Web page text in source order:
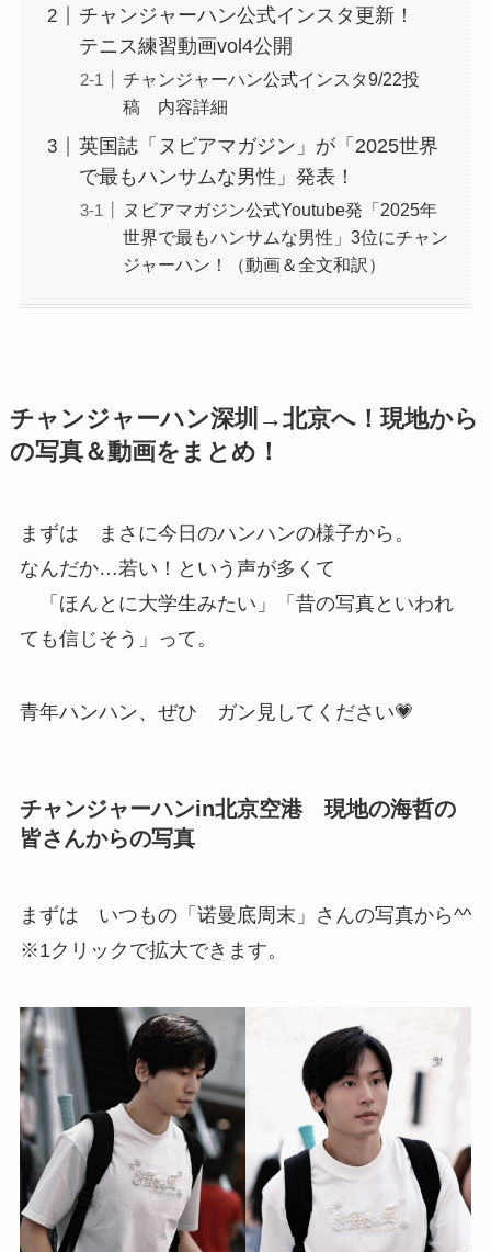
チャンジャーハン公式インスタ更新！
テニス練習動画vol4公開
チャンジャーハン公式インスタ9/22投
稿 内容詳細
英国誌「ヌビアマガジン」が「2025世界
で最もハンサムな男性」発表！
ヌビアマガジン公式Youtube発「2025年
世界で最もハンサムな男性」3位にチャン
ジャーハン！（動画＆全文和訳）
チャンジャーハン深圳→北京へ！現地から
の写真＆動画をまとめ！
まずは まさに今日のハンハンの様子から。
なんだか…若い！という声が多くて
「ほんとに大学生みたい」「昔の写真といわれ
ても信じそう」って。
青年ハンハン、ぜひ ガン見してください💗
チャンジャーハンin北京空港 現地の海哲の
皆さんからの写真
まずは いつもの「诺曼底周末」さんの写真から^^
※1クリックで拡大できます。